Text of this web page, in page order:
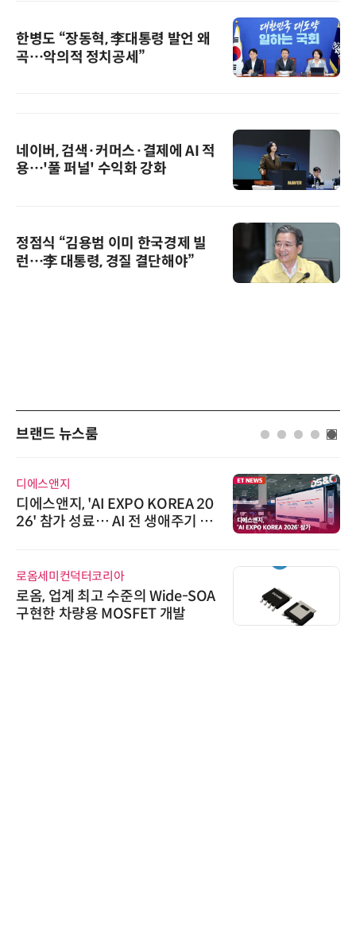
한병도 “장동혁, 李대통령 발언 왜
곡…악의적 정치공세”
네이버, 검색·커머스·결제에 AI 적
용…'풀 퍼널' 수익화 강화
정점식 “김용범 이미 한국경제 빌
런…李 대통령, 경질 결단해야”
브랜드 뉴스룸
디에스앤지
디에스앤지, 'AI EXPO KOREA 20
26' 참가 성료… AI 전 생애주기 아
로옴세미컨덕터코리아
로옴, 업계 최고 수준의 Wide-SOA
구현한 차량용 MOSFET 개발